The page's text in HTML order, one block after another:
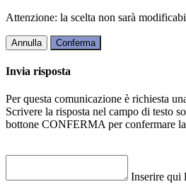
Attenzione: la scelta non sarà
Annulla Conferma
Invia risposta
Per questa comunicazione è richiesta
Scrivere la risposta nel campo di testo
bottone CONFERMA per confermare
Inserire qui